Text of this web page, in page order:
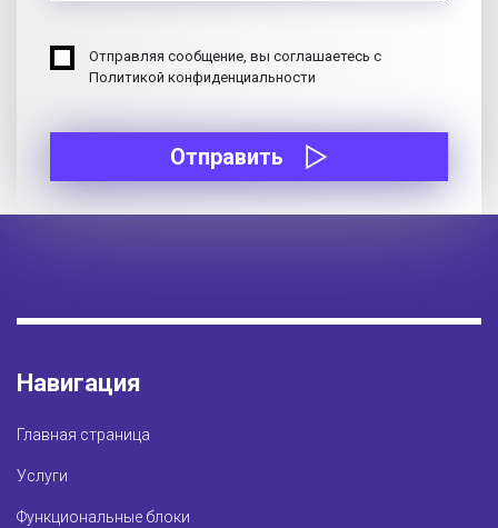
Отправляя сообщение, вы соглашаетесь с
Политикой конфиденциальности
Отправить
Навигация
Главная страница
Услуги
Функциональные блоки